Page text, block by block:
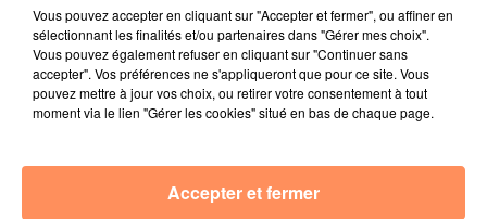
fil actus
4 juillet 2022
Radio Star Live avec Dadju
Marseille : une application pour mettre en
relation extras et...
Vous pouvez accepter en cliquant sur "Accepter et fermer", ou affiner en
sélectionnant les finalités et/ou partenaires dans "Gérer mes choix".
Vous pouvez également refuser en cliquant sur "Continuer sans
accepter". Vos préférences ne s'appliqueront que pour ce site. Vous
pouvez mettre à jour vos choix, ou retirer votre consentement à tout
moment via le lien "Gérer les cookies" situé en bas de chaque page.
Accepter et fermer